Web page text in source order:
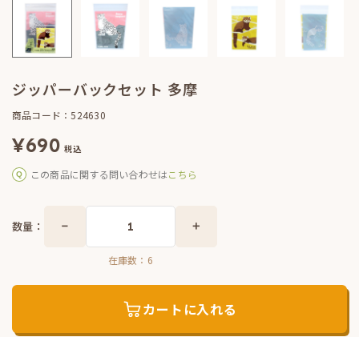
ジッパーバックセット 多摩
商品コード：524630
¥690 税込
この商品に関する問い合わせはこちら
数量：
在庫数： 6
カートに入れる